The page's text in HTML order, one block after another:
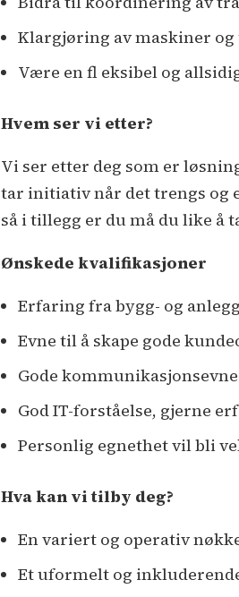
Klargjøring av maskiner
Være en fl eksibel og
Hvem ser vi etter?
Vi ser etter deg som er
tar initiativ når det trengs og
så i tillegg er du må du like å
Ønskede kvalifikasjoner
Erfaring fra bygg- og
Evne til å skape gode
Gode
God IT-forståelse, gjerne
Personlig egnethet vil bli
Hva kan vi tilby deg?
En variert og operativ
Et uformelt og